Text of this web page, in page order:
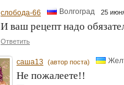
слобода-66 Волгоград 25
И ваш рецепт надо
Ответить
саша13 (автор поста)
Не пожалеете!!